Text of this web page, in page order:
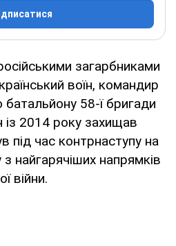
загарбниками
воїн, командир
батальйону 58-ї бригади
із 2014 року захищав
під час контрнаступу на
найгарячіших напрямків
війни.